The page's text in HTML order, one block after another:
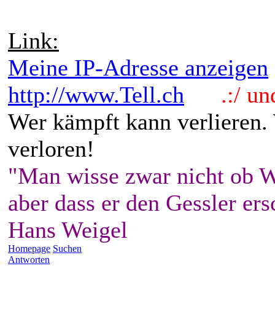
Link:
Meine IP-Adresse anzeigen
http://www.Tell.ch
.:/
Wer kämpft kann
verloren!
"Man wisse zwar nicht ob
aber dass er den Gessler
Hans Weigel
Homepage Suchen
Antworten